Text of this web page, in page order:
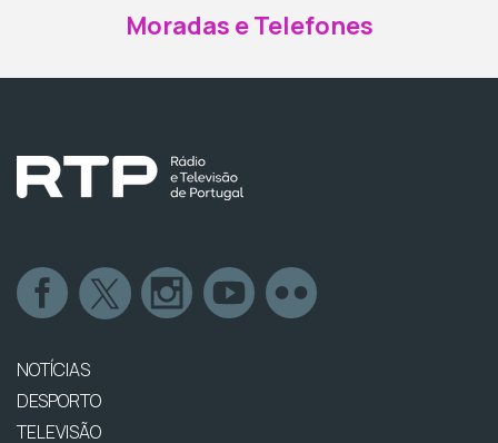
Moradas e Telefones
NOTÍCIAS
DESPORTO
TELEVISÃO